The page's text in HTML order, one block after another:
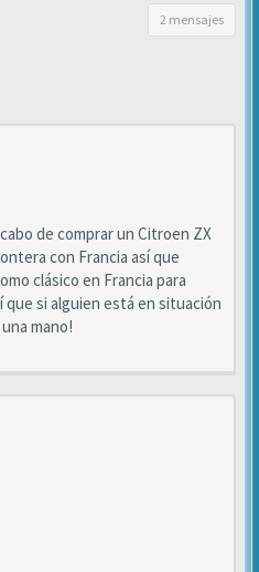
2 mensajes
de comprar un Citroen ZX
con Francia así que
clásico en Francia para
si alguien está en situación
mano!